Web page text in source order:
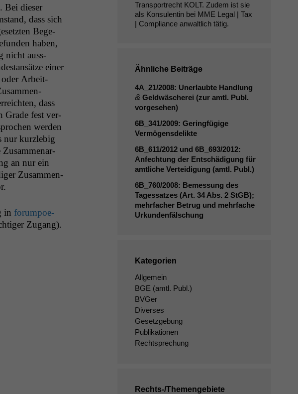
Bei dieser
dass sich
Bege­
haben,
nicht auss­
ein­er
oder Arbeit­
dass
Grade fest ver­
wer­den
nur kur­zlebig
Zusam­me­nar­
an nur ein
Zusam­men­
in forumpoe­
Zugang).
Transportrecht KOLT. Zudem ist sie
als Konsulentin bei MME Legal | Tax
| Compliance anwaltlich tätig.
Ähnliche Beiträge
4A_21/2008: Unerlaubte Handlung
& Geldwäscherei (zur amtl. Publ.
vorgesehen)
6B_341/2009: Geringfügige
Vermögensdelikte
6B_611/2012 und 6B_693/2012:
Anfechtung der Entschädigung für
amtliche Verteidigung (amtl. Publ.)
6B_760/2008: Bemessung des
Tagessatzes (Art. 34 Abs. 2 StGB);
mehrfacher Betrug und mehrfache
Urkundenfälschung
Kategorien
Allgemein
BGE (amtl. Publ.)
BVGer
Diverses
Gesetzgebung
Publikationen
Rechtsprechung
Rechts-/Themengebiete